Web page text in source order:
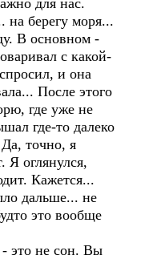
для нас.
на берегу моря...
В основном -
с какой-
и она
После этого
где уже не
где-то далеко
точно, я
Я оглянулся,
Кажется...
дальше... не
это вообще
это не сон. Вы